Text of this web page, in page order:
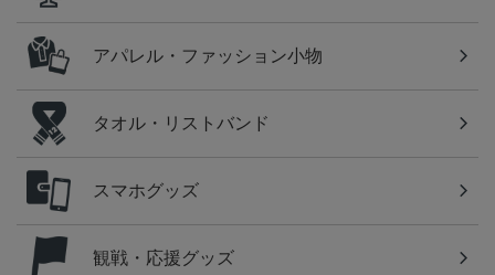
アパレル・ファッション小物
タオル・リストバンド
スマホグッズ
観戦・応援グッズ